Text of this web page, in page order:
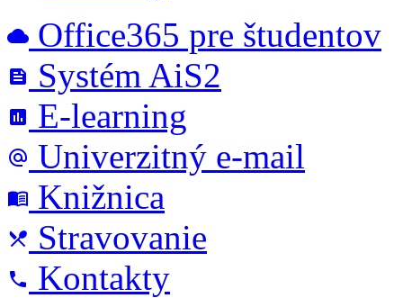
cloud Office365 pre študentov
feed Systém AiS2
poll E-learning
alternate_email Univerzitný e-mail
menu_book Knižnica
local_dining Stravovanie
phone Kontakty